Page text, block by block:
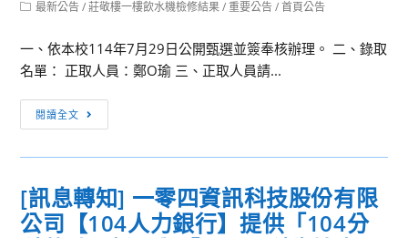
落
點
分
析
系
統」，
免
費、
辦
「新
住
民
＋
攝
影
體
Post最新公告 / 莊敬樓一樓飲水機檢修結果 / 重要公告 / 首頁公告
一、依本校114年7月29日公開甄選並簽奉核辦理。 二、錄取
名單： 正取人員：鄭O瑜 三、正取人員請...
閱讀全文
單
公
本
校
[訊息轉知] 一零四資訊科技股份有限
公司【104人力銀行】提供「104分